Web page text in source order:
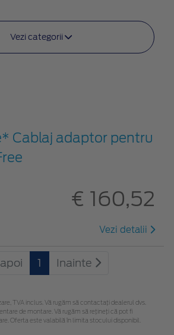
Vezi categorii
Cablaj adaptor pentru
€ 160,52
Vezi detalii
1 Inainte
TVA inclus. Vă rugăm să contactaţi dealerul dvs.
de montare. Vă rugăm să rețineți că pot fi
Oferta este valabilă în limita stocului disponibil.